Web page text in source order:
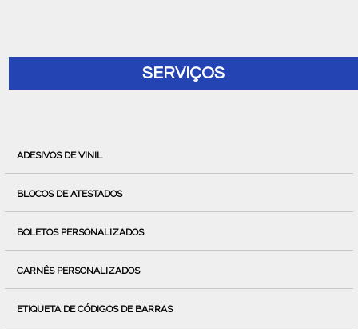
SERVIÇOS
ADESIVOS DE VINIL
BLOCOS DE ATESTADOS
BOLETOS PERSONALIZADOS
CARNÊS PERSONALIZADOS
ETIQUETA DE CÓDIGOS DE BARRAS